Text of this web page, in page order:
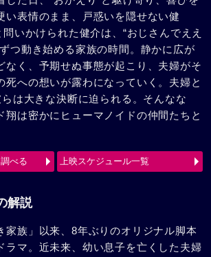
い表情のまま、戸惑いを隠せない健
問いかけられた健介は、“おじさんでええ
つ動き始める家族の時間。静かに広が
なく、予期せぬ事態が起こり、夫婦がそ
死への想いが露わになっていく。夫婦と
は大きな決断に迫られる。そんなな
翔は密かにヒューマノイドの仲間たちと
べる 上映スケジュール一覧
解説
家族」以来、8年ぶりのオリジナル脚本
ラマ。近未来、幼い息子を亡くした夫婦